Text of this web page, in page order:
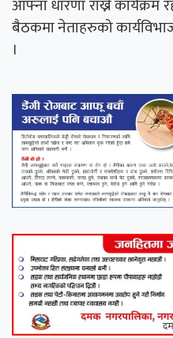
आफ्ना धारणा राख्ने
बैठकमा नेताहरुको
।